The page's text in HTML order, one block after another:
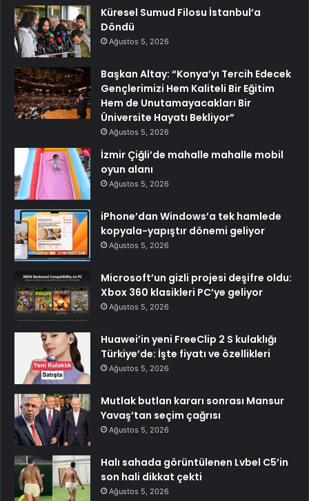
Küresel Sumud Filosu İstanbul’a
Döndü
Ağustos 5, 2026
Başkan Altay: “Konya’yı Tercih Edecek
Gençlerimizi Hem Kaliteli Bir Eğitim
Hem de Unutamayacakları Bir
Üniversite Hayatı Bekliyor”
Ağustos 5, 2026
İzmir Çiğli’de mahalle mahalle mobil
oyun alanı
Ağustos 5, 2026
iPhone’dan Windows’a tek hamlede
kopyala-yapıştır dönemi geliyor
Ağustos 5, 2026
Microsoft’un gizli projesi deşifre oldu:
Xbox 360 klasikleri PC’ye geliyor
Ağustos 5, 2026
Huawei’in yeni FreeClip 2 S kulaklığı
Türkiye’de: İşte fiyatı ve özellikleri
Ağustos 5, 2026
Mutlak butlan kararı sonrası Mansur
Yavaş’tan seçim çağrısı
Ağustos 5, 2026
Halı sahada görüntülenen Lvbel C5’in
son hali dikkat çekti
Ağustos 5, 2026